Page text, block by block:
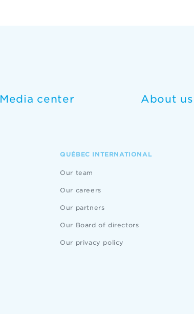
Media center About us
QUÉBEC INTERNATIONAL
Our team
Our careers
Our partners
Our Board of directors
Our privacy policy